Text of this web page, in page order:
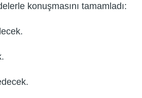
konuşmasını tamamladı: